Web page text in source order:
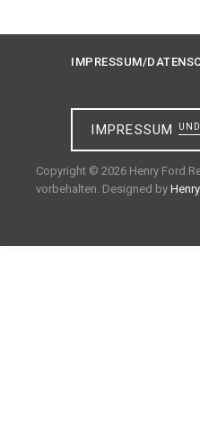
IMPRESSUM/
IMPRESSUM UND
Copyright © 2026 Henry Ford
vorbehalten. Designed by